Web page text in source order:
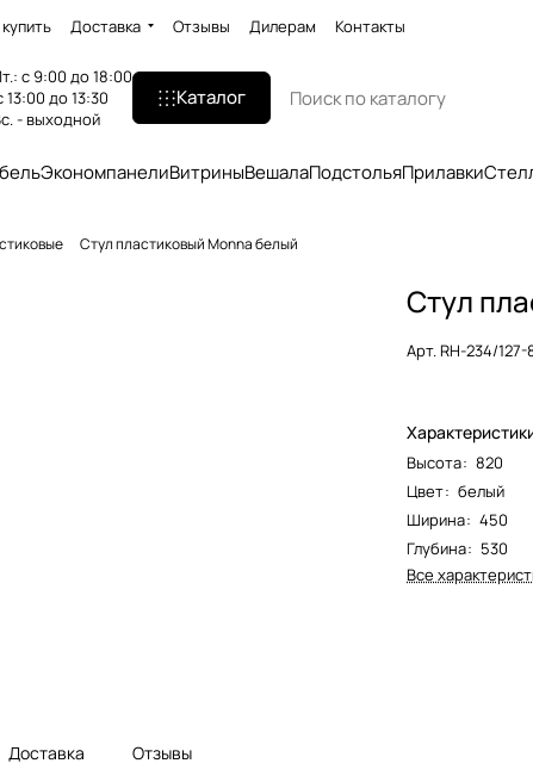
Доставка Отзывы Дилерам Контакты
с 9:00 до 18:00
до 13:30
- выходной
Каталог
ЭкономпанелиВитриныВешалаПодстольяПрилавки
Стул пластиковый Monna белый
Стул
Арт.RH-234/127-
Высота: 820
Цвет: белый
Ширина: 450
Глубина: 530
Все
Доставка Отзывы